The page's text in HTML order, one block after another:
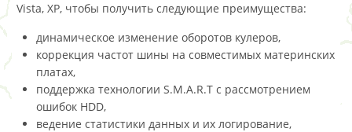
Vista, XP, чтобы получить следующие преимущества:
динамическое изменение оборотов кулеров,
коррекция частот шины на совместимых материнских
платах,
поддержка технологии S.M.A.R.T с рассмотрением
ошибок HDD,
ведение статистики данных и их логирование,